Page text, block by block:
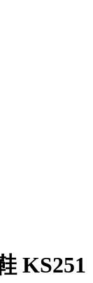
KS251